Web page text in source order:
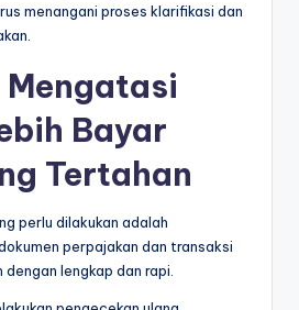
menangani proses klarifikasi dan
Bayar
Tertahan
perlu dilakukan adalah
perpajakan dan transaksi
lengkap dan rapi.